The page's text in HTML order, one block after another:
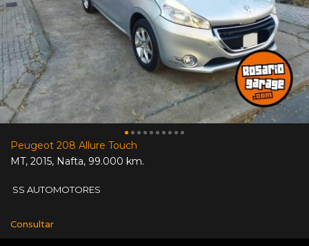
Peugeot 208 Allure Touch
MT, 2015, Nafta, 99.000 km.
SS AUTOMOTORES
Consultar